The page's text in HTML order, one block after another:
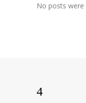
No posts were